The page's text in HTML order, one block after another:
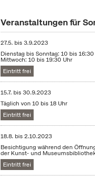
Veranstaltungen für
27.5. bis3.9.2023
Dienstag bis Sonntag: 10 bis 16:30
Mittwoch: 10 bis 19:30 Uhr
Eintritt frei
15.7. bis30.9.2023
Täglich von 10 bis 18 Uhr
Eintritt frei
18.8. bis2.10.2023
Besichtigung während den
der Kunst- und
Eintritt frei